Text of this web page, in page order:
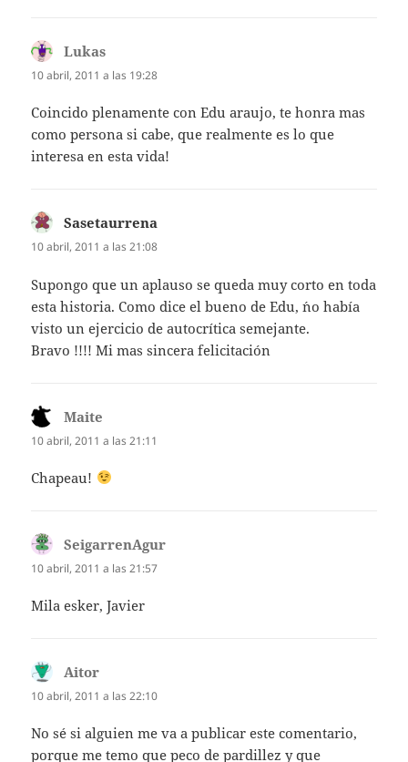
Lukas
10 abril, 2011 a las 19:28
Coincido plenamente con Edu araujo, te honra mas
como persona si cabe, que realmente es lo que
interesa en esta vida!
Sasetaurrena
10 abril, 2011 a las 21:08
Supongo que un aplauso se queda muy corto en toda
esta historia. Como dice el bueno de Edu, ´no había
visto un ejercicio de autocrítica semejante.
Bravo !!!! Mi mas sincera felicitación
Maite
10 abril, 2011 a las 21:11
Chapeau!
SeigarrenAgur
10 abril, 2011 a las 21:57
Mila esker, Javier
Aitor
10 abril, 2011 a las 22:10
No sé si alguien me va a publicar este comentario,
porque me temo que peco de pardillez y que